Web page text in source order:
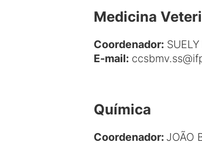
Medicina
Coordenador:
E-mail:
Química
Coordenador:JOÃO